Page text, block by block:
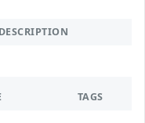
DESCRIPTION
TAGS